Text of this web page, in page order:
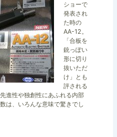
ショーで
発表され
た時の
AA-12。
「合板を
銃っぽい
形に切り
抜いただ
け」とも
評される
進性や独創性にあふれる内部
は、いろんな意味で驚きでし